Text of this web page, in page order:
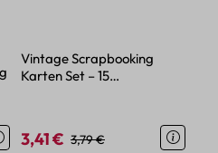
von 5 von 5 Sternen
Vintage Scrapbooking
Karten Set – 15
Verkaufspreis:
3,41 € Regulärer Preis:
3,79 €